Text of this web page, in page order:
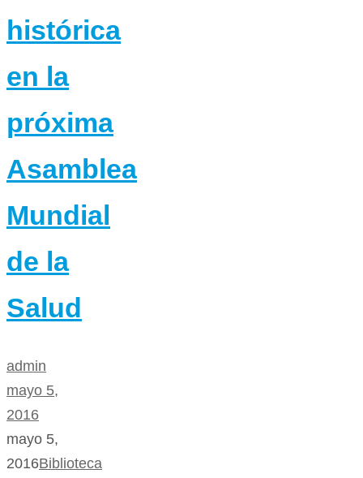
histórica
en la
próxima
Asamblea
Mundial
de la
Salud
admin
mayo 5,
2016
mayo 5,
2016Biblioteca